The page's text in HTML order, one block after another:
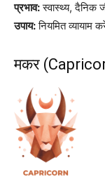
प्रभाव:स्वास्थ्य, दैनिक
उपाय:नियमित
मकर